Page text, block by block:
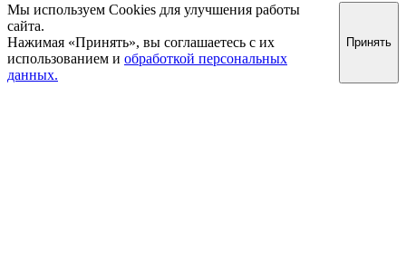
Мы используем Cookies для улучшения работы
сайта.
Нажимая «Принять», вы соглашаетесь с их
использованием и обработкой персональных
данных.
Принять